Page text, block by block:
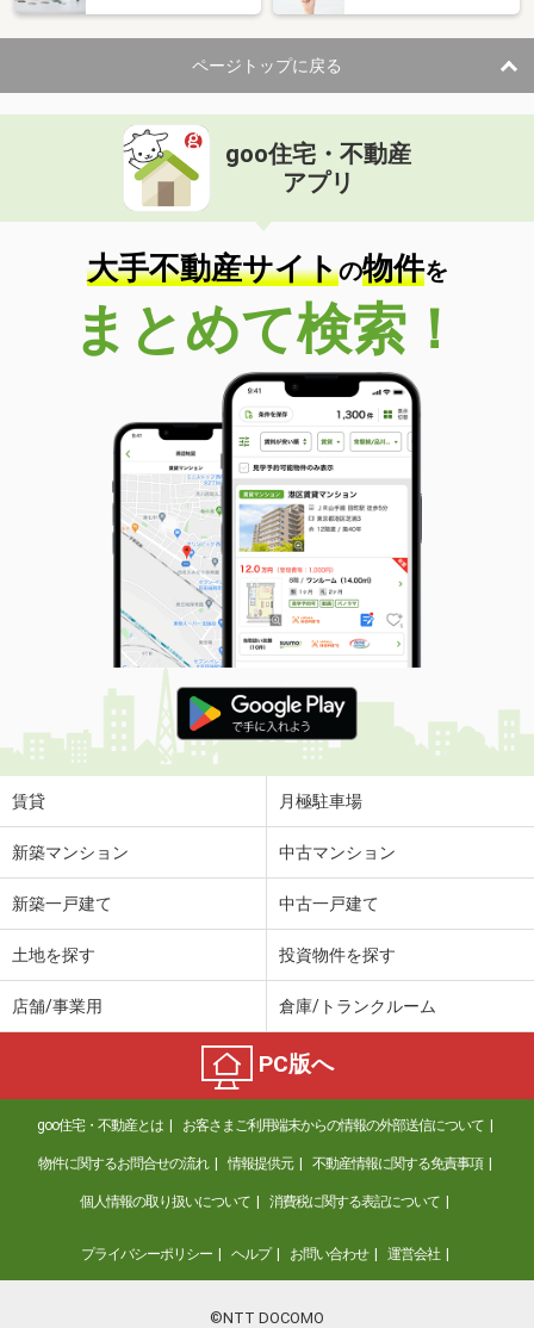
ページトップに戻る
goo住宅・不動産
アプリ
大手不動産サイトの物件を
まとめて検索！
賃貸 月極駐車場
新築マンション 中古マンション
新築一戸建て 中古一戸建て
土地を探す 投資物件を探す
店舗/事業用 倉庫/トランクルーム
PC版へ
goo住宅・不動産とは お客さまご利用端末からの情報の外部送信について
物件に関するお問合せの流れ 情報提供元 不動産情報に関する免責事項
個人情報の取り扱いについて 消費税に関する表記について
プライバシーポリシー ヘルプ お問い合わせ 運営会社
©NTT DOCOMO